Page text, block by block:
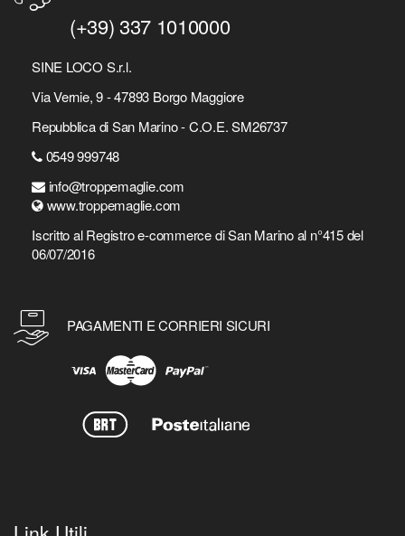
(+39) 337 1010000
SINE LOCO S.r.l.
Via Vernie, 9 - 47893 Borgo Maggiore
Repubblica di San Marino - C.O.E. SM26737
0549 999748
info@troppemaglie.com
www.troppemaglie.com
Iscritto al Registro e-commerce di San Marino al n°415 del
06/07/2016
PAGAMENTI E CORRIERI SICURI